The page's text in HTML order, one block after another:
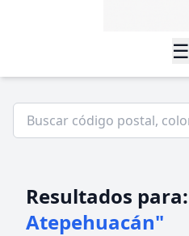
☰
Resultados para:
Atepehuacán"